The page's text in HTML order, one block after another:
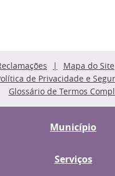
Mapa do Site
de Privacidade e
Glossário de Termos
Município
Serviços